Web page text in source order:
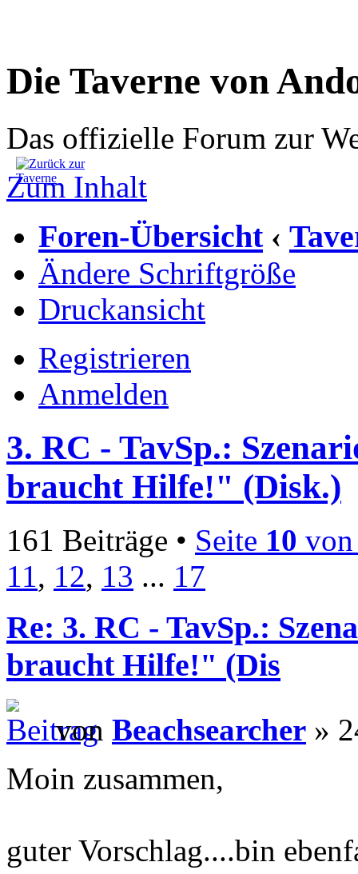
Die Taverne von
Das offizielle Forum zur
Zum Inhalt
Foren-Übersicht ‹
Ändere Schriftgröße
Druckansicht
Registrieren
Anmelden
3. RC - TavSp.:
braucht Hilfe!" (Disk.)
161 Beiträge • Seite 10
11, 12, 13 ... 17
Re: 3. RC - TavSp.:
braucht Hilfe!" (Dis
von Beachsearcher »
Moin zusammen,
guter Vorschlag....bin